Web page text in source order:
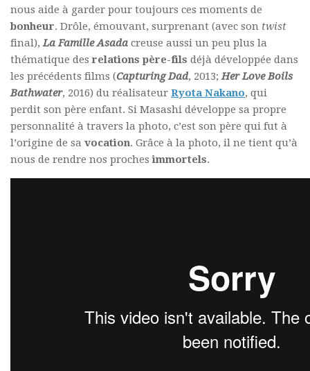
nous aide à garder pour toujours ces moments de
bonheur. Drôle, émouvant, surprenant (avec son twist
final),La Famille Asada creuse aussi un peu plus la
thématique desrelations père-fils déjà développée dans
les précédents films (Capturing Dad, 2013;Her Love Boils
Bathwater, 2016) du réalisateur Ryota Nakano, qui
perdit son père enfant. Si Masashi développe sa propre
personnalité à travers la photo, c’est son père qui fut à
l’origine de sa vocation. Grâce à la photo, il ne tient qu’à
nous de rendre nos prochesimmortels.